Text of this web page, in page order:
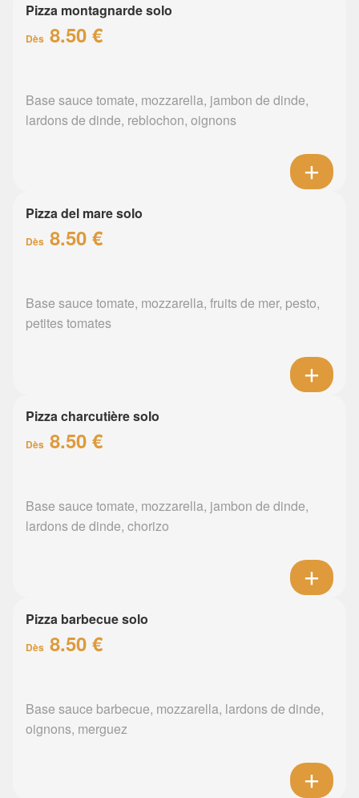
Pizza montagnarde solo
Dès 8.50 €
Base sauce tomate, mozzarella, jambon de dinde,
lardons de dinde, reblochon, oignons
Pizza del mare solo
Dès 8.50 €
Base sauce tomate, mozzarella, fruits de mer, pesto,
petites tomates
Pizza charcutière solo
Dès 8.50 €
Base sauce tomate, mozzarella, jambon de dinde,
lardons de dinde, chorizo
Pizza barbecue solo
Dès 8.50 €
Base sauce barbecue, mozzarella, lardons de dinde,
oignons, merguez